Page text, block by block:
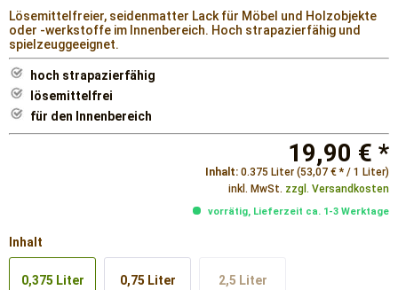
Lösemittelfreier, seidenmatter Lack für Möbel und Holzobjekte
oder -werkstoffe im Innenbereich. Hoch strapazierfähig und
spielzeuggeeignet.
hoch strapazierfähig
lösemittelfrei
für den Innenbereich
19,90 € *
Inhalt: 0.375 Liter (53,07 € * / 1 Liter)
inkl. MwSt. zzgl. Versandkosten
vorrätig, Lieferzeit ca. 1-3 Werktage
Inhalt
0,375 Liter 0,75 Liter 2,5 Liter